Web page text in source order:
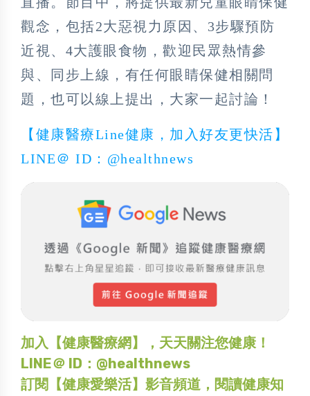
觀念，包括2大惡視力原因、3步驟預防
近視、4大護眼食物，歡迎民眾熱情參
與、同步上線，有任何眼睛保健相關問
題，也可以線上提出，大家一起討論！
【健康醫療Line健康，加入好友更快活】
LINE＠ ID：@healthnews
加入【健康醫療網】，天天關注您健康！
LINE＠ ID：@healthnews
訂閱【健康愛樂活】影音頻道，閱讀健康知